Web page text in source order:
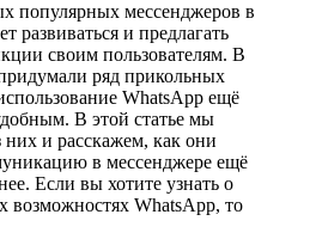
популярных мессенджеров в
развиваться и предлагать
своим пользователям. В
ряд прикольных
WhatsApp ещё
В этой статье мы
них и расскажем, как они
в мессенджере ещё
Если вы хотите узнать о
возможностях WhatsApp, то